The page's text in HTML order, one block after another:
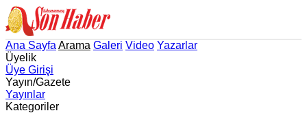
Ana Sayfa Arama Galeri Video Yazarlar
Üyelik
Üye Girişi
Yayın/Gazete
Yayınlar
Kategoriler